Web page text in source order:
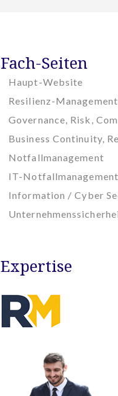
Fach-Seiten
Haupt-Website
Resilienz-Management
Governance, Risk,
Business Continuity,
Notfallmanagement
IT-Notfallmanagement
Information / Cyber
Expertise